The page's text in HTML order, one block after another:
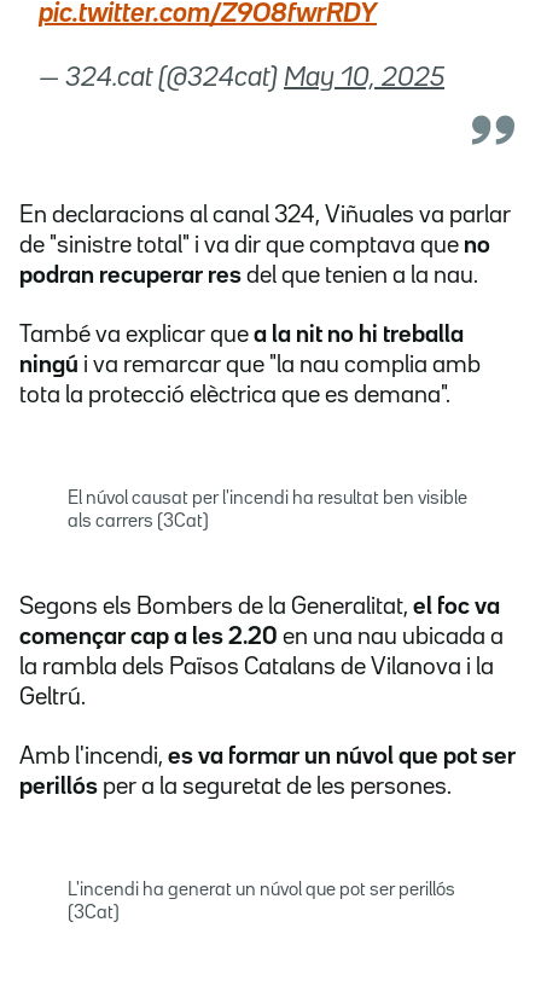
pic.twitter.com/Z9O8fwrRDY
— 324.cat (@324cat) May 10, 2025
En declaracions al canal 324, Viñuales va parlar
de "sinistre total" i va dir que comptava que no
podran recuperar res del que tenien a la nau.
També va explicar que a la nit no hi treballa
ningú i va remarcar que "la nau complia amb
tota la protecció elèctrica que es demana".
El núvol causat per l'incendi ha resultat ben visible
als carrers (3Cat)
Segons els Bombers de la Generalitat, el foc va
començar cap a les 2.20 en una nau ubicada a
la rambla dels Països Catalans de Vilanova i la
Geltrú.
Amb l'incendi, es va formar un núvol que pot ser
perillós per a la seguretat de les persones.
L'incendi ha generat un núvol que pot ser perillós
(3Cat)